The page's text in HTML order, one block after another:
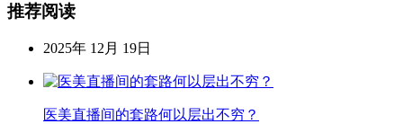
推荐阅读
2025年 12月 19日
医美直播间的套路何以层出不穷？